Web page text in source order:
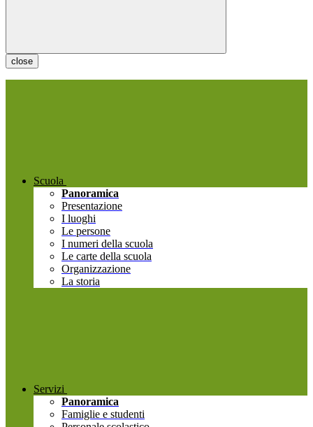
close
Scuola
Panoramica
Presentazione
I luoghi
Le persone
I numeri della scuola
Le carte della scuola
Organizzazione
La storia
Servizi
Panoramica
Famiglie e studenti